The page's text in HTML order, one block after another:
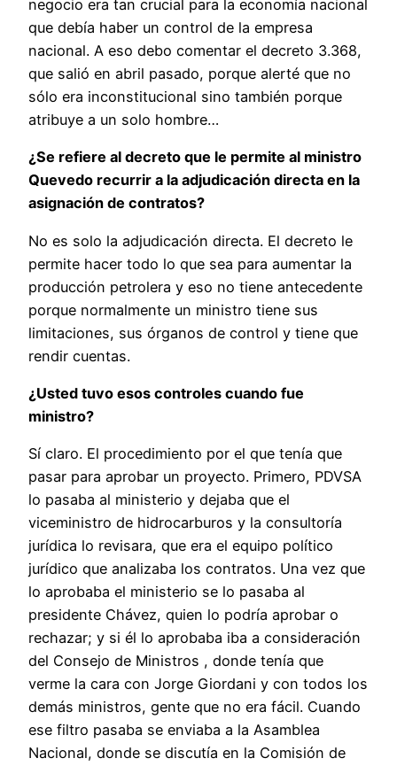
negocio era tan crucial para la economía nacional
que debía haber un control de la empresa
nacional. A eso debo comentar el decreto 3.368,
que salió en abril pasado, porque alerté que no
sólo era inconstitucional sino también porque
atribuye a un solo hombre…
¿Se refiere al decreto que le permite al ministro
Quevedo recurrir a la adjudicación directa en la
asignación de contratos?
No es solo la adjudicación directa. El decreto le
permite hacer todo lo que sea para aumentar la
producción petrolera y eso no tiene antecedente
porque normalmente un ministro tiene sus
limitaciones, sus órganos de control y tiene que
rendir cuentas.
¿Usted tuvo esos controles cuando fue
ministro?
Sí claro. El procedimiento por el que tenía que
pasar para aprobar un proyecto. Primero, PDVSA
lo pasaba al ministerio y dejaba que el
viceministro de hidrocarburos y la consultoría
jurídica lo revisara, que era el equipo político
jurídico que analizaba los contratos. Una vez que
lo aprobaba el ministerio se lo pasaba al
presidente Chávez, quien lo podría aprobar o
rechazar; y si él lo aprobaba iba a consideración
del Consejo de Ministros , donde tenía que
verme la cara con Jorge Giordani y con todos los
demás ministros, gente que no era fácil. Cuando
ese filtro pasaba se enviaba a la Asamblea
Nacional, donde se discutía en la Comisión de